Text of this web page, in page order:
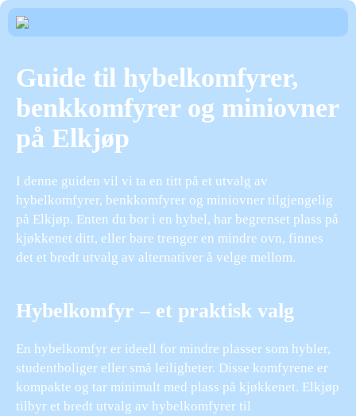
Guide til hybelkomfyrer,
benkkomfyrer og miniovner
på Elkjøp
I denne guiden vil vi ta en titt på et utvalg av
hybelkomfyrer, benkkomfyrer og miniovner tilgjengelig
på Elkjøp. Enten du bor i en hybel, har begrenset plass på
kjøkkenet ditt, eller bare trenger en mindre ovn, finnes
det et bredt utvalg av alternativer å velge mellom.
Hybelkomfyr – et praktisk valg
En hybelkomfyr er ideell for mindre plasser som hybler,
studentboliger eller små leiligheter. Disse komfyrene er
kompakte og tar minimalt med plass på kjøkkenet. Elkjøp
tilbyr et bredt utvalg av hybelkomfyrer til